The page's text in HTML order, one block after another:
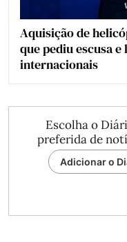
Aquisição de
que pediu escusa
internacionais
Escolha o
preferida de
Adicionar o